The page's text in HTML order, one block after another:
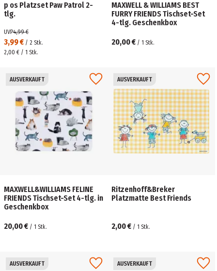
p os Platzset Paw Patrol 2-
tlg.
3,99 € / 2 Stk.
UVP4,99 €
2,00 € / 1 Stk.
MAXWELL & WILLIAMS BEST
FURRY FRIENDS Tischset-Set
4-tlg. Geschenkbox
20,00 € / 1 Stk.
AUSVERKAUFT
MAXWELL&WILLIAMS FELINE
FRIENDS Tischset-Set 4-tlg. in
Geschenkbox
20,00 € / 1 Stk.
AUSVERKAUFT
Ritzenhoff&Breker
Platzmatte Best Friends
2,00 € / 1 Stk.
AUSVERKAUFT AUSVERKAUFT